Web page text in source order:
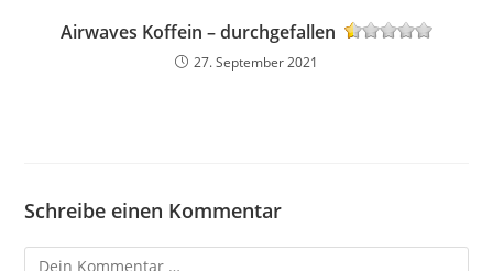
Airwaves Koffein – durchgefallen
27. September 2021
Schreibe einen Kommentar
Kommentar